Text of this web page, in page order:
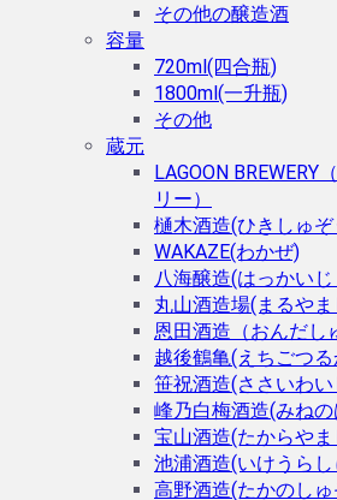
その他の醸造酒
容量
720ml(四合瓶)
1800ml(一升瓶)
その他
蔵元
LAGOON BREWERY
リー）
樋木酒造(ひきしゅ
WAKAZE(わかぜ)
八海醸造(はっかい
丸山酒造場(まるや
恩田酒造（おんだし
越後鶴亀(えちごつ
笹祝酒造(ささいわ
峰乃白梅酒造(みね
宝山酒造(たからや
池浦酒造(いけうら
高野酒造(たかのし